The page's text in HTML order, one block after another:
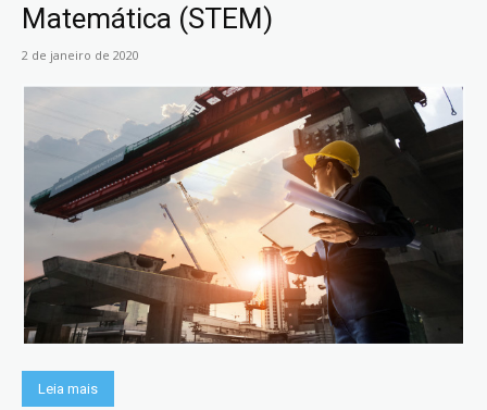
Matemática (STEM)
2 de janeiro de 2020
Leia mais